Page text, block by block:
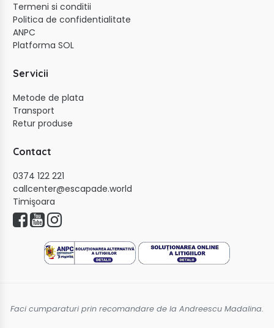
Termeni si conditii
Politica de confidentialitate
ANPC
Platforma SOL
Servicii
Metode de plata
Transport
Retur produse
Contact
0374 122 221
callcenter@escapade.world
Timişoara
Faci cumparaturi prin recomandare de la Andreescu Madalina.